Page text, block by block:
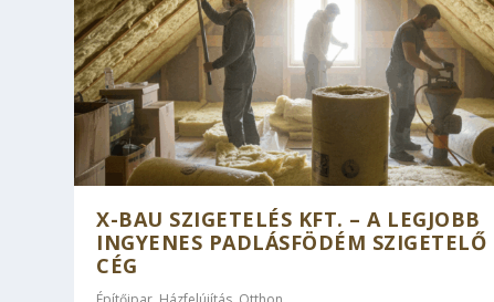
X-BAU SZIGETELÉS KFT. – A LEGJOBB
INGYENES PADLÁSFÖDÉM SZIGETELŐ
CÉG